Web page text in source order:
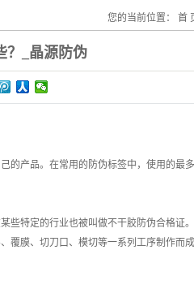
您的当前位置： 首
？_晶源防伪
的产品。在常用的防伪标签中，使用的最
些特定的行业也被叫做不干胶防伪合格证
覆膜、切刀口、模切等一系列工序制作而